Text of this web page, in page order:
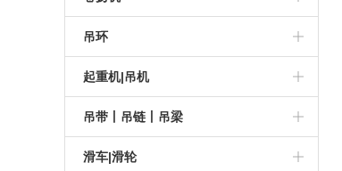
粉尘防爆电动葫芦
海洋平台电动葫芦
CarlStahl电动葫芦
HADEF电动葫芦
德国气动葫芦
液压葫芦
进口气动葫芦
JDN气动葫芦
矿用防爆葫芦
JDN防爆葫芦
进口防爆葫芦
进口防爆环链葫芦
进口绞盘
进口手动绞盘
进口手摇绞盘
CarlStahl绞盘
防爆卷扬机
双滚筒卷扬机
涡轮蜗杆卷扬机
德国卷扬机
吊环
JDT吊环
RUD吊环
CODIPRO吊环
起重机|吊机
钢丝绳牵引机
吊机
吊带丨吊链丨吊梁
进口吊链
滑车|滑轮